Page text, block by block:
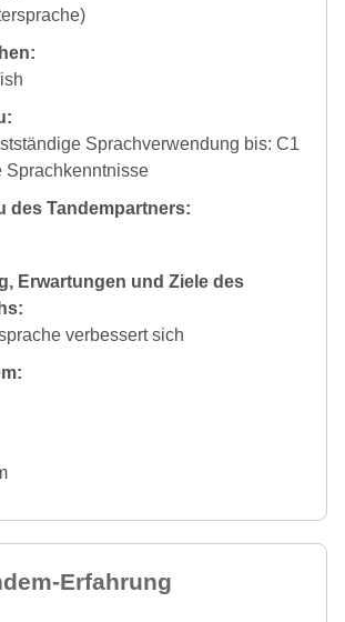
Sprachverwendung bis: C1
Sprachkenntnisse
des Tandempartners:
Erwartungen und Ziele des
verbessert sich
Erfahrung